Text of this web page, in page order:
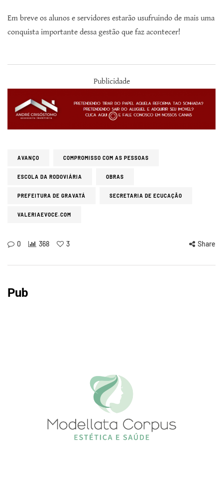
Em breve os alunos e servidores estarão usufruindo de mais uma
conquista importante dessa gestão que faz acontecer!
Publicidade
AVANÇO COMPROMISSO COM AS PESSOAS
ESCOLA DA RODOVIÁRIA OBRAS
PREFEITURA DE GRAVATÁ SECRETARIA DE ECUCAÇÃO
VALERIAEVOCE.COM
0 368 3 Share
Pub